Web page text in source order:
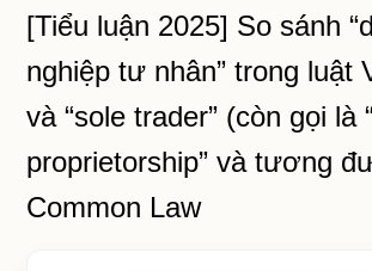
[Tiểu luận 2025] So sánh
nghiệp tư nhân” trong luật
và “sole trader” (còn gọi là
proprietorship” và tương
Common Law